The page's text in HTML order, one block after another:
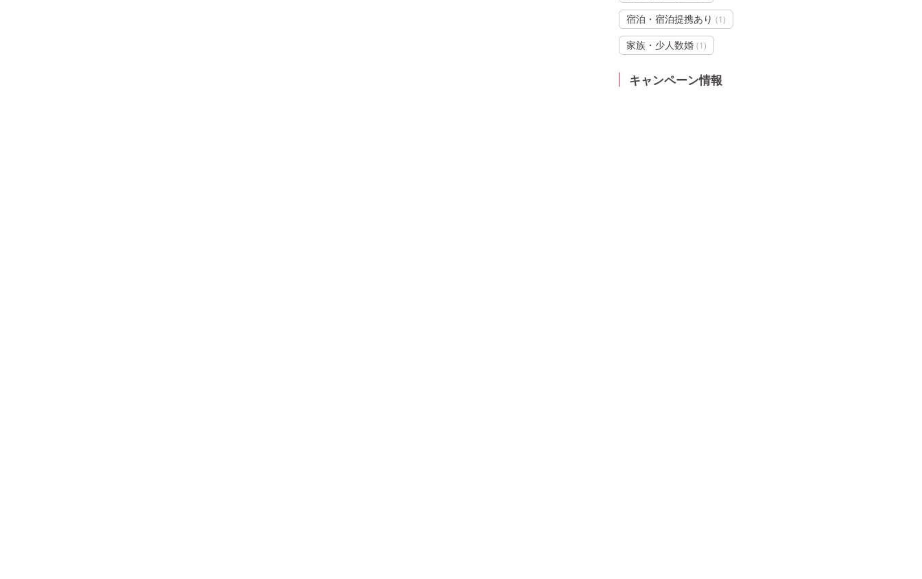
宿泊・宿泊提携あり (1)
家族・少人数婚 (1)
キャンペーン情報